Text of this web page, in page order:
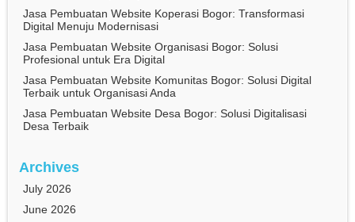
Jasa Pembuatan Website Koperasi Bogor: Transformasi
Digital Menuju Modernisasi
Jasa Pembuatan Website Organisasi Bogor: Solusi
Profesional untuk Era Digital
Jasa Pembuatan Website Komunitas Bogor: Solusi Digital
Terbaik untuk Organisasi Anda
Jasa Pembuatan Website Desa Bogor: Solusi Digitalisasi
Desa Terbaik
Archives
July 2026
June 2026